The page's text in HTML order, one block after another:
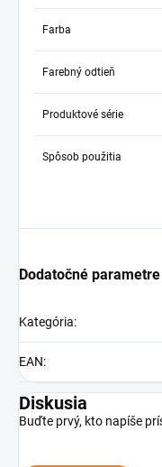
Farba
Farebný odtieň
Produktové série
Spôsob použitia
Dodatočné parametre
Kategória:
EAN:
Diskusia
Buďte prvý, kto napíše